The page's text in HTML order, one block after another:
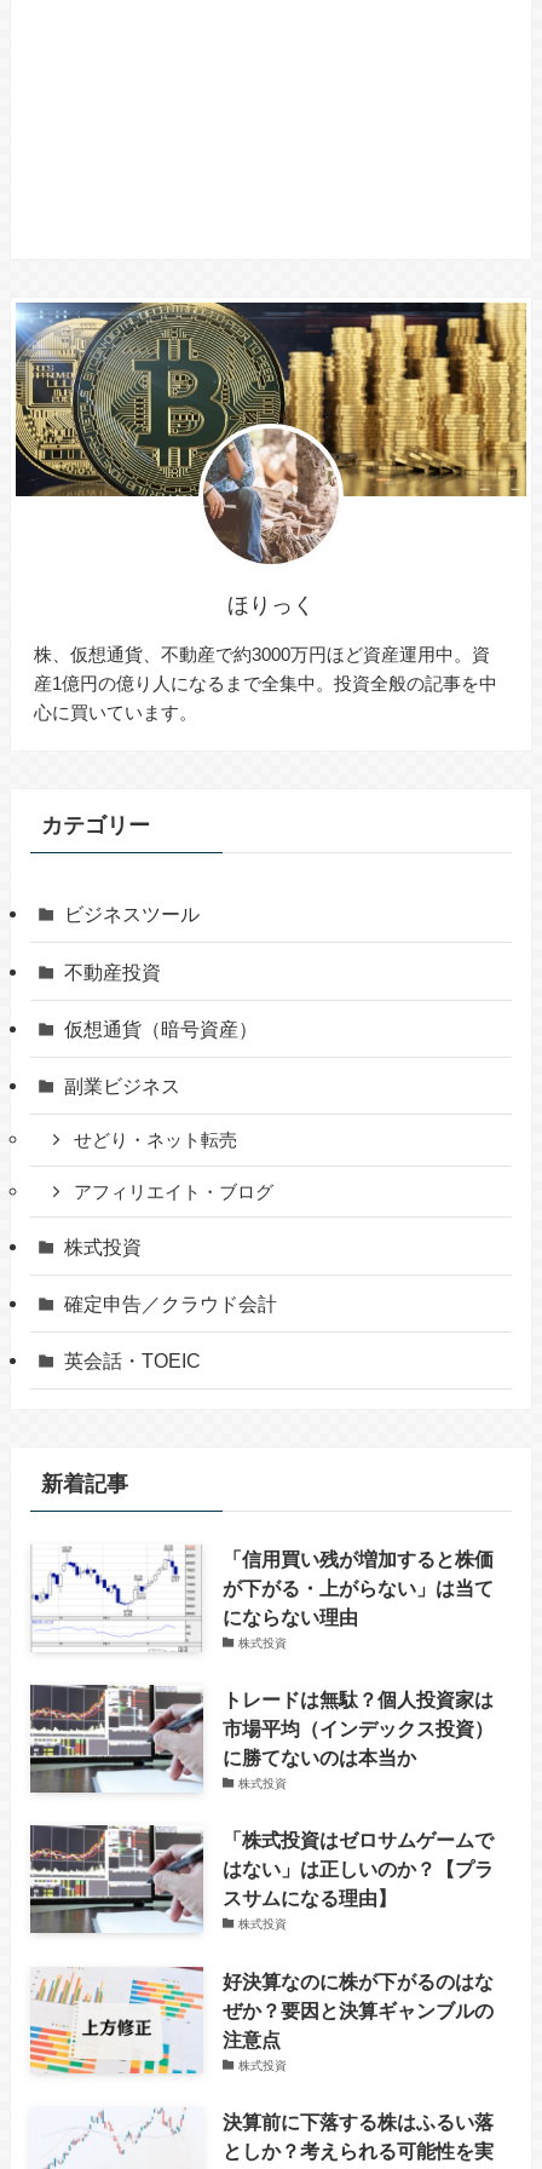
ほりっく
株、仮想通貨、不動産で約3000万円ほど資産運用中。資
産1億円の億り人になるまで全集中。投資全般の記事を中
心に買いています。
カテゴリー
ビジネスツール
不動産投資
仮想通貨（暗号資産）
副業ビジネス
せどり・ネット転売
アフィリエイト・ブログ
株式投資
確定申告／クラウド会計
英会話・TOEIC
新着記事
「信用買い残が増加すると株価
が下がる・上がらない」は当て
にならない理由
株式投資
トレードは無駄？個人投資家は
市場平均（インデックス投資）
に勝てないのは本当か
株式投資
「株式投資はゼロサムゲームで
はない」は正しいのか？【プラ
スサムになる理由】
株式投資
好決算なのに株が下がるのはな
ぜか？要因と決算ギャンブルの
注意点
株式投資
決算前に下落する株はふるい落
としか？考えられる可能性を実